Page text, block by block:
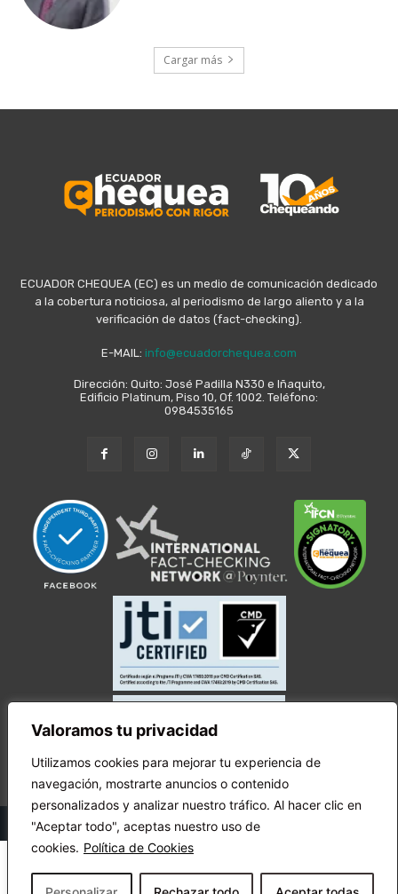
Valoramos tu privacidad
Utilizamos cookies para mejorar tu experiencia de
navegación, mostrarte anuncios o contenido
personalizados y analizar nuestro tráfico. Al hacer clic en
"Aceptar todo", aceptas nuestro uso de
cookies. Política de Cookies
Cargar más
ECUADOR CHEQUEA (EC) es un medio de comunicación dedicado
a la cobertura noticiosa, al periodismo de largo aliento y a la
verificación de datos (fact-checking).
E-MAIL: info@ecuadorchequea.com
Dirección: Quito: José Padilla N330 e Iñaquito,
Edificio Platinum, Piso 10, Of. 1002. Teléfono:
0984535165
© Copyright Ecuador Chequea 2025.